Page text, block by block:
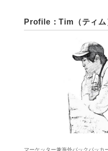
Profile：Tim（ティム
マーケッター兼海外バックパッカ